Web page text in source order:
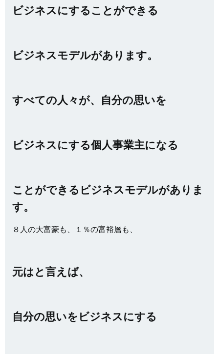
ビジネスにすることができる
ビジネスモデルがあります。
すべての人々が、自分の思いを
ビジネスにする個人事業主になる
ことができるビジネスモデルがありま
す。
８人の大富豪も、１％の富裕層も、
元はと言えば、
自分の思いをビジネスにする